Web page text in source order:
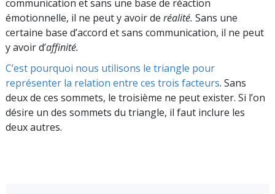
communication et sans une base de réaction
émotionnelle, il ne peut y avoir de réalité. Sans une
certaine base d’accord et sans communication, il ne peut
y avoir d’affinité.
C’est pourquoi nous utilisons le triangle pour
représenter la relation entre ces trois facteurs. Sans
deux de ces sommets, le troisième ne peut exister. Si l’on
désire un des sommets du triangle, il faut inclure les
deux autres.